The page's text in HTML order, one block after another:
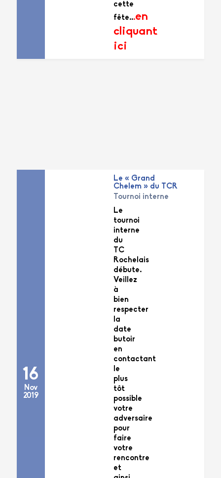
cette
fête...en
cliquant
ici
16
Nov
2019
Le « Grand
Chelem » du TCR
Tournoi interne
Le
tournoi
interne
du
TC
Rochelais
débute.
Veillez
à
bien
respecter
la
date
butoir
en
contactant
le
plus
tôt
possible
votre
adversaire
pour
faire
votre
rencontre
et